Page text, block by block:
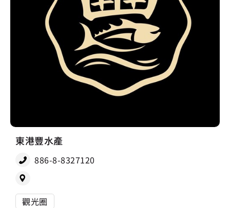
東港豐水產
886-8-8327120
觀光圈